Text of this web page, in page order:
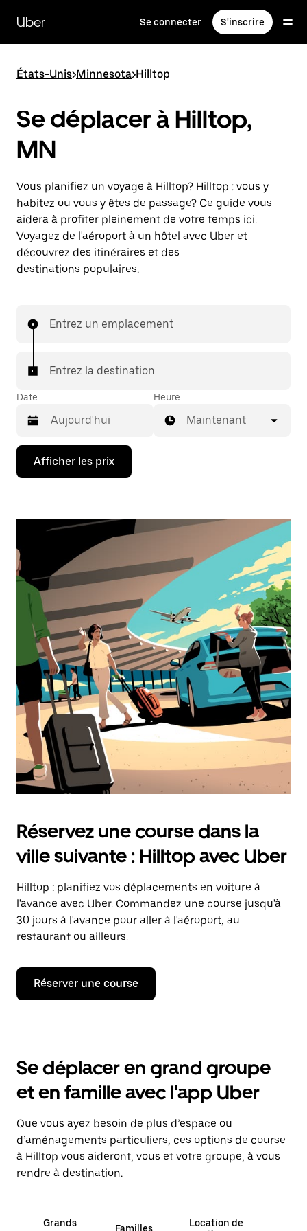
contenu
principal
Uber Se connecter S'inscrire
États-Unis>Minnesota>Hilltop
Se déplacer à Hilltop,
MN
Vous planifiez un voyage à Hilltop? Hilltop : vous y
habitez ou vous y êtes de passage? Ce guide vous
aidera à profiter pleinement de votre temps ici.
Voyagez de l'aéroport à un hôtel avec Uber et
découvrez des itinéraires et des
destinations populaires.
Entrez un emplacement
Entrez la destination
Date
Appuyez
la
interagir
avec
le
calendrier
sélectionner
une
date.
Appuyez
sur
touche
d'échappement
pour
fermer
le
calendrier.
Heure
Maintenant
Afficher les prix
Réservez une course dans la
ville suivante : Hilltop avec Uber
Hilltop : planifiez vos déplacements en voiture à
l'avance avec Uber. Commandez une course jusqu'à
30 jours à l'avance pour aller à l'aéroport, au
restaurant ou ailleurs.
Réserver une course
Se déplacer en grand groupe
et en famille avec l'app Uber
Que vous ayez besoin de plus d’espace ou
d’aménagements particuliers, ces options de course
à Hilltop vous aideront, vous et votre groupe, à vous
rendre à destination.
Grands
Familles
Location de